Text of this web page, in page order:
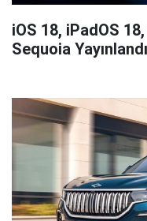
iOS 18, iPadOS
Sequoia Yayınlandı